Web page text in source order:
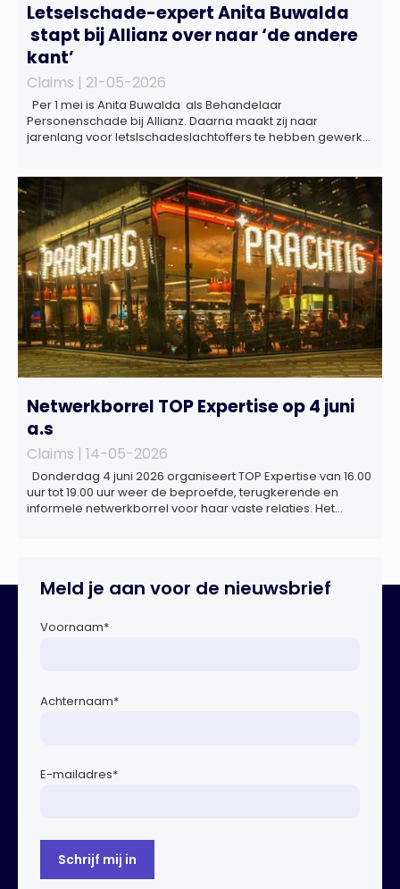
Letselschade-expert Anita Buwalda
stapt bij Allianz over naar ‘de andere
kant’
Claims | 21-05-2026
Per 1 mei is Anita Buwalda als Behandelaar
Personenschade bij Allianz. Daarna maakt zij naar
jarenlang voor letslschadeslachtoffers te hebben gewerkt
naam van Buwalda Letselschade, waarin zij onder meer
werkzaam was voor ZLM, Ard Korevaar Personenschade,
Overtoom […]
Netwerkborrel TOP Expertise op 4 juni
a.s
Claims | 14-05-2026
Donderdag 4 juni 2026 organiseert TOP Expertise van 16.00
uur tot 19.00 uur weer de beproefde, terugkerende en
informele netwerkborrel voor haar vaste relaties. Het
Meld je aan voor de nieuwsbrief
Voornaam*
Achternaam*
E-mailadres*